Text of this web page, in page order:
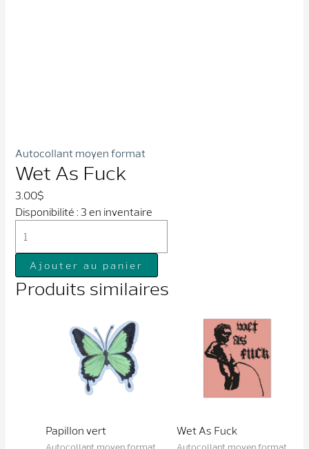
Autocollant moyen format
Wet As Fuck
3.00$
Disponibilité : 3 en inventaire
de
Wet
As
Fuck
Ajouter au panier
Produits similaires
Papillon vert
Autocollant moyen format
Wet As Fuck
Autocollant moyen format